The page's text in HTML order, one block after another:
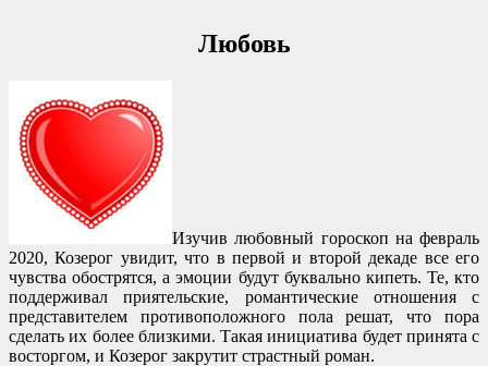
Любовь
Изучив любовный гороскоп на февраль
2020, Козерог увидит, что в первой и второй декаде все его
чувства обострятся, а эмоции будут буквально кипеть. Те, кто
поддерживал приятельские, романтические отношения с
представителем противоположного пола решат, что пора
сделать их более близкими. Такая инициатива будет принята с
восторгом, и Козерог закрутит страстный роман.